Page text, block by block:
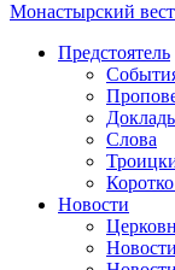
Монастырский
Предстоятель
Слова
Новости